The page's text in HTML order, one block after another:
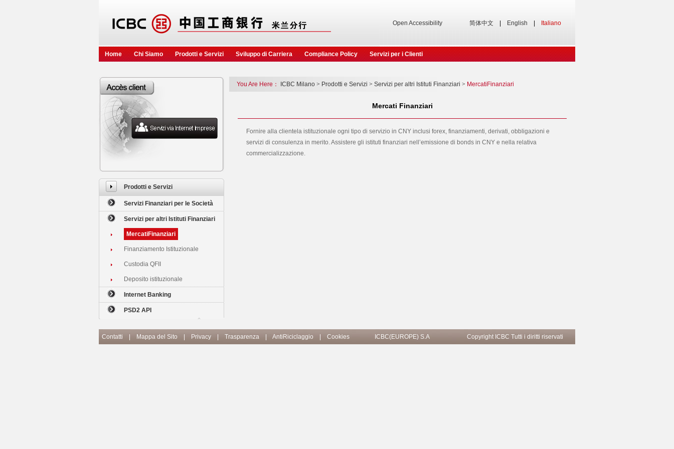
Open Accessibility 简体中文 English Italiano
Home Chi Siamo Prodotti e Servizi Sviluppo di Carriera Compliance Policy Servizi per i Clienti
Prodotti e Servizi
Servizi Finanziari per le Società
Servizi per altri Istituti Finanziari
MercatiFinanziari
Finanziamento Istituzionale
Custodia QFII
Deposito istituzionale
Internet Banking
PSD2 API
You Are Here： ICBC Milano > Prodotti e Servizi > Servizi per altri Istituti Finanziari > MercatiFinanziari
Mercati Finanziari
Fornire alla clientela istituzionale ogni tipo di servizio in CNY inclusi forex, finanziamenti, derivati, obbligazioni e
servizi di consulenza in merito. Assistere gli istituti finanziari nell’emissione di bonds in CNY e nella relativa
commercializzazione.
Contatti Mappa del Sito Privacy Trasparenza AntiRiciclaggio Cookies ICBC(EUROPE) S.A Copyright ICBC Tutti i diritti riservati